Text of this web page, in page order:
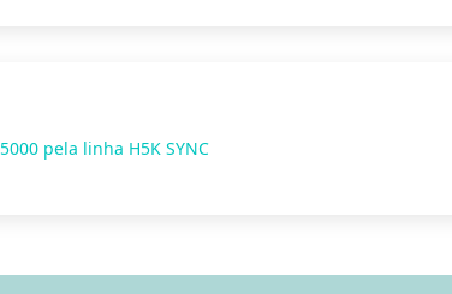
pela linha H5K SYNC